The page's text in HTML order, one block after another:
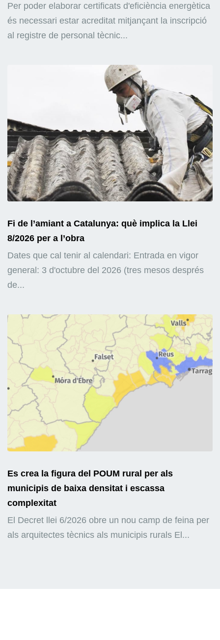
Per poder elaborar certificats d'eficiència energètica
és necessari estar acreditat mitjançant la inscripció
al registre de personal tècnic...
Fi de l’amiant a Catalunya: què implica la Llei
8/2026 per a l’obra
Dates que cal tenir al calendari: Entrada en vigor
general: 3 d'octubre del 2026 (tres mesos després
de...
Es crea la figura del POUM rural per als
municipis de baixa densitat i escassa
complexitat
El Decret llei 6/2026 obre un nou camp de feina per
als arquitectes tècnics als municipis rurals El...